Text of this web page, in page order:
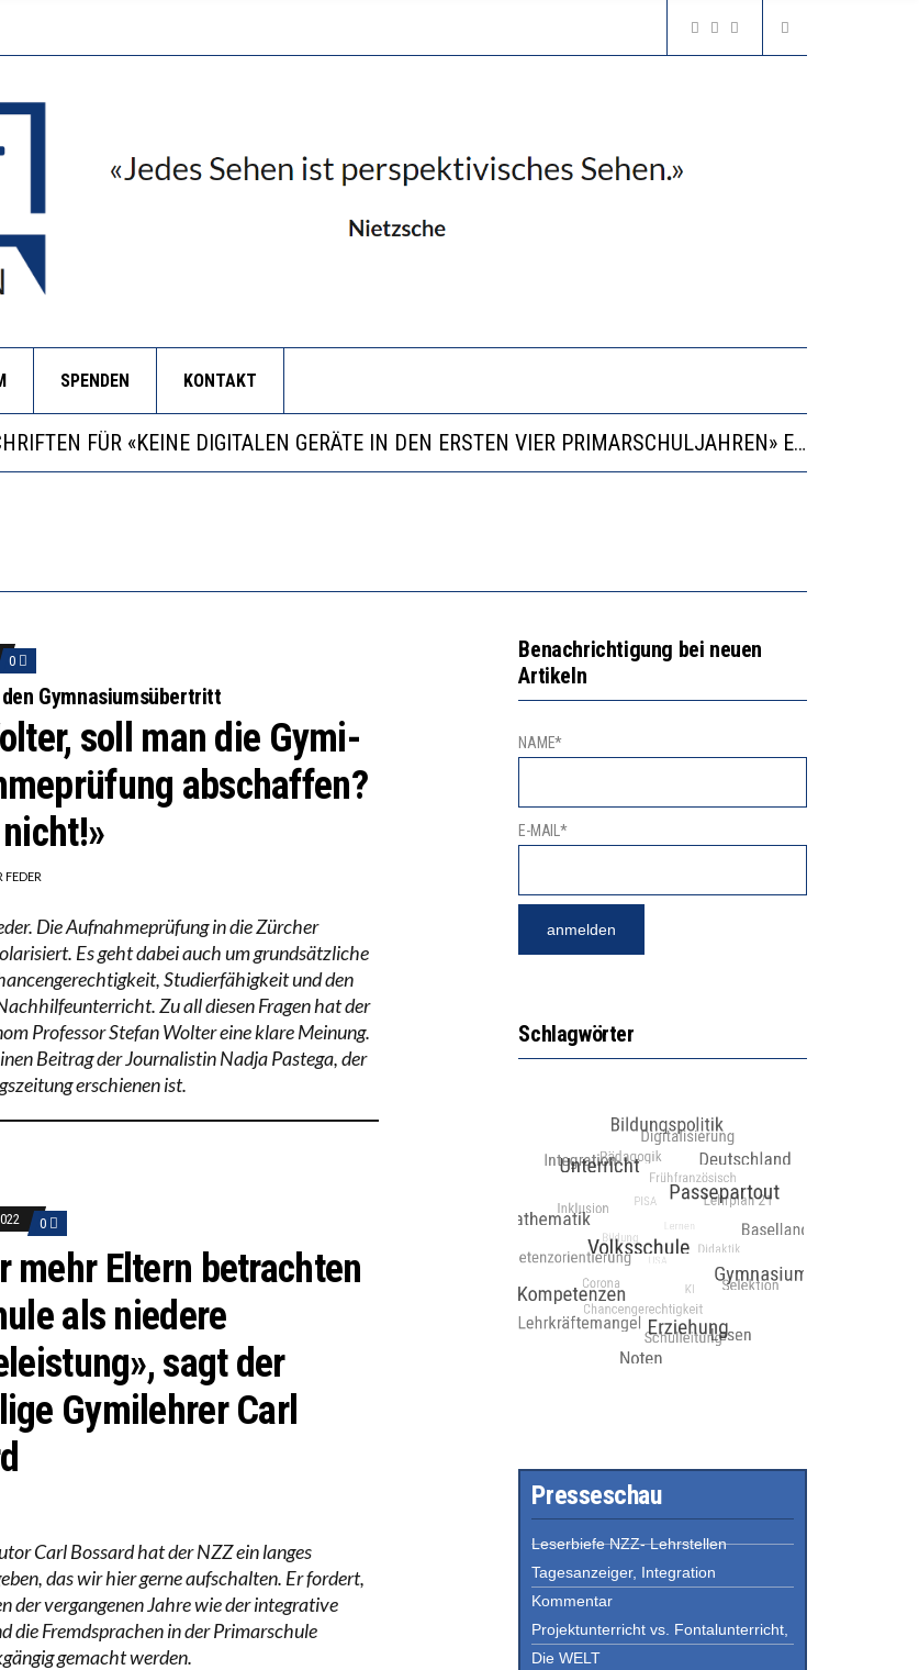
SPENDEN KONTAKT
HARMONISIERUNG IM SCHULWESEN VERRINGERT DAS INNOVATIONSPOTENZIAL
2’529 UNTERSCHRIFTEN FÜR «KEINE DIGITALEN GERÄTE IN DEN ERSTEN VIER PRIMARSCHULJAHREN» EINGEREICHT
EVIDENZ UND WILL WISSEN, WAS ALL DIE INVESTITIONEN BRINGEN
0
Gymnasiumsübertritt
soll man die Gymi-
abschaffen?
FEDER
Die Aufnahmeprüfung in die Zürcher
Es geht dabei auch um grundsätzliche
Studierfähigkeit und den
Zu all diesen Fragen hat der
Professor Stefan Wolter eine klare Meinung.
Beitrag der Journalistin Nadja Pastega, der
erschienen ist.
0
mehr Eltern betrachten
als niedere
sagt der
Gymilehrer Carl
Carl Bossard hat der NZZ ein langes
das wir hier gerne aufschalten. Er fordert,
der vergangenen Jahre wie der integrative
die Fremdsprachen in der Primarschule
gemacht werden.
Benachrichtigung bei neuen
Artikeln
NAME*
E-MAIL*
Schlagwörter
Presseschau
Leserbiefe NZZ- Lehrstellen
Tagesanzeiger, Integration
Kommentar
Projektunterricht vs. Fontalunterricht,
Die WELT